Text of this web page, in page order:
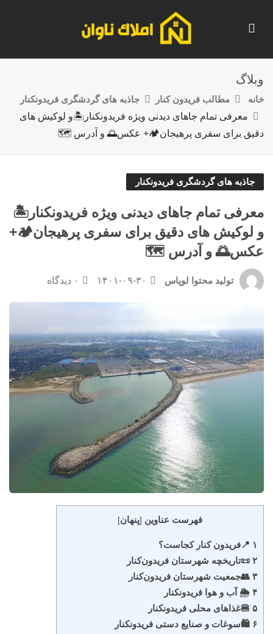
وبلاگ
خانه مطالب فریدون کنار
جاذبه های گردشگری فریدونکنار
معرفی تمام جاهای دیدنی ویژه فریدونکنار🏝️و لوکیش های
دقیق برای سفری پرهیجان🏕️+ عکس🌅 و آدرس 🗺️
جاذبه های گردشگری فریدونکنار
معرفی تمام جاهای دیدنی ویژه فریدونکنار🏝️
و لوکیش های دقیق برای سفری پرهیجان🏕️+
عکس🌅 و آدرس 🗺️
تولید محتوا لوپاس ۱۴۰۱-۰۹-۳۰ ۰ دیدگاه
فهرست عناوین [پنهان]
۱ 📍فریدون کنار کجاست؟
۲ 📜تاریخچه شهرستان فریدون‌کنار
۳ 👥جمعیت شهرستان فریدون‌کنار
۴ 🌦️ آب و هوا فریدونکنار
۵ 🍔غذاهای محلی فریدونکنار
۶ 🛍️سوغات و صنایع دستی فریدونکنار